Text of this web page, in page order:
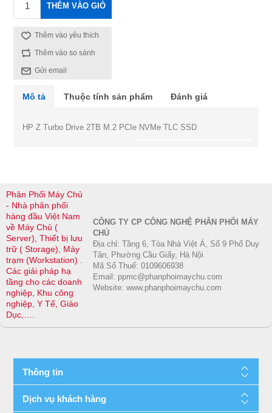
THÊM VÀO GIỎ
Thêm vào yêu thích
Thêm vào so sánh
Gửi email
Mô tả Thuộc tính sản phẩm Đánh giá
HP Z Turbo Drive 2TB M.2 PCIe NVMe TLC SSD
Phân Phối Máy Chủ
- Nhà phân phối
hàng đầu Việt Nam
về Máy Chủ (
Server), Thiết bị lưu
trữ ( Storage), Máy
trạm (Workstation) .
Các giải pháp hạ
tầng cho các doanh
nghiệp, Khu công
nghiệp, Y Tế, Giáo
Dục,….
CÔNG TY CP CÔNG NGHỆ PHÂN PHỐI MÁY
CHỦ
Địa chỉ: Tầng 6, Tòa Nhà Việt Á, Số 9 Phố Duy
Tân, Phường Cầu Giấy, Hà Nội
Mã Số Thuế: 0109606938
Email: ppmc@phanphoimaychu.com
Website: www.phanphoimaychu.com
Thông tin
Dịch vụ khách hàng